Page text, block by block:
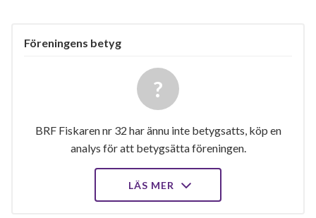
Föreningens betyg
BRF Fiskaren nr 32 har ännu inte betygsatts, köp en
analys för att betygsätta föreningen.
LÄS MER